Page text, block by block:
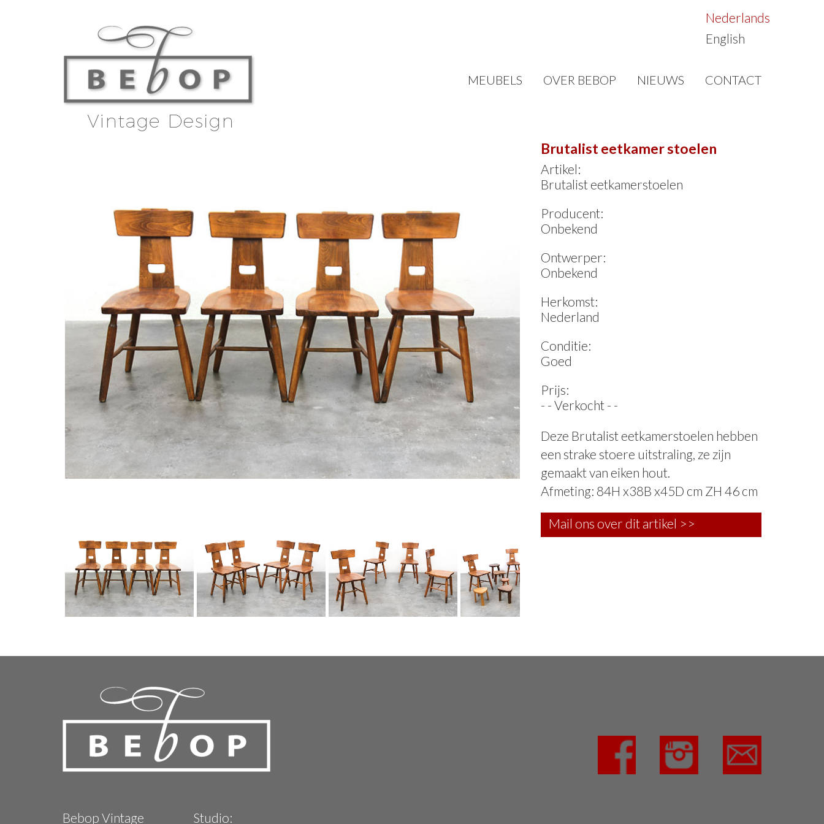
MEUBELS OVER BEBOP NIEUWS CONTACT
Nederlands
English
Brutalist eetkamer stoelen
Artikel:
Brutalist eetkamerstoelen
Producent:
Onbekend
Ontwerper:
Onbekend
Herkomst:
Nederland
Conditie:
Goed
Prijs:
- - Verkocht - -
Deze Brutalist eetkamerstoelen hebben
een strake stoere uitstraling, ze zijn
gemaakt van eiken hout.
Afmeting: 84H x38B x45D cm ZH 46 cm
Mail ons over dit artikel >>
Bebop Vintage Studio: